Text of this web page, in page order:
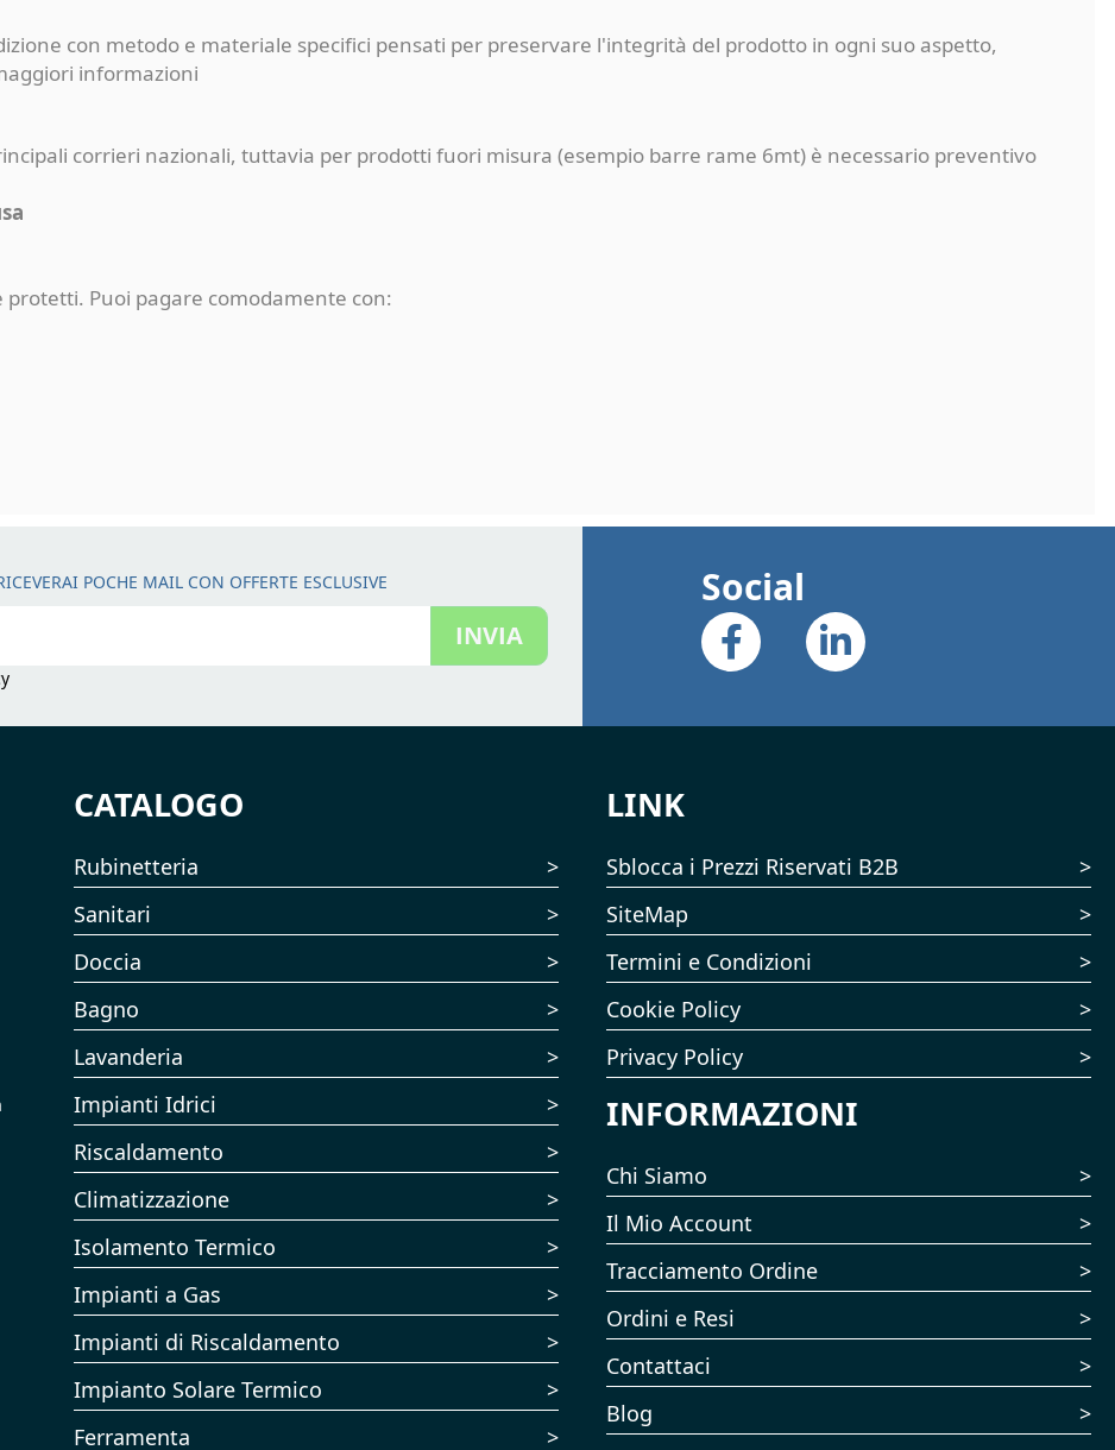
con metodo e materiale specifici pensati per preservare l'integrità del prodotto in ogni suo aspetto,
informazioni
corrieri nazionali, tuttavia per prodotti fuori misura (esempio barre rame 6mt) è necessario preventivo
Puoi pagare comodamente con:
POCHE MAIL CON OFFERTE ESCLUSIVE
INVIA
Social
CATALOGO
Rubinetteria
Sanitari
Doccia
Bagno
Lavanderia
Impianti Idrici
Riscaldamento
Climatizzazione
Isolamento Termico
Impianti a Gas
Impianti di Riscaldamento
Impianto Solare Termico
Ferramenta
LINK
Sblocca i Prezzi Riservati B2B
SiteMap
Termini e Condizioni
Cookie Policy
Privacy Policy
INFORMAZIONI
Chi Siamo
Il Mio Account
Tracciamento Ordine
Ordini e Resi
Contattaci
Blog